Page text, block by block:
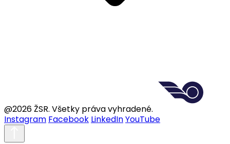
@2026 ŽSR. Všetky práva vyhradené.
Instagram Facebook LinkedInYouTube